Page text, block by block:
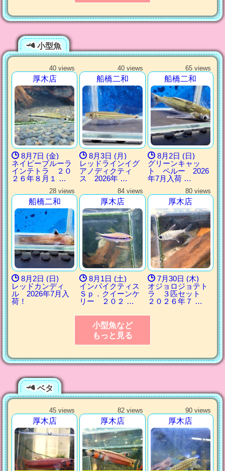
小型魚
40 views
厚木店
8月7日 (金)
ネイビーブルーラ
インテトラ ２０
２６年８月１ …
40 views
船橋二和
8月3日 (月)
レッドラインイグ
アノディクティ
ス 2026年 …
65 views
船橋二和
8月2日 (日)
グリーンキャッ
ト ペルー 2026
年7月入荷 …
28 views
船橋二和
8月2日 (日)
レッドカンディ
ル 2026年7月入
荷！
84 views
厚木店
8月1日 (土)
インパイクティス
Ｓｐ．クイーンケ
リー ２０２ …
80 views
厚木店
7月30日 (木)
オジョロジョテト
ラ ３匹セット
２０２６年７ …
小型魚など
もっと見る
ベタ
45 views
厚木店
82 views
厚木店
90 views
厚木店